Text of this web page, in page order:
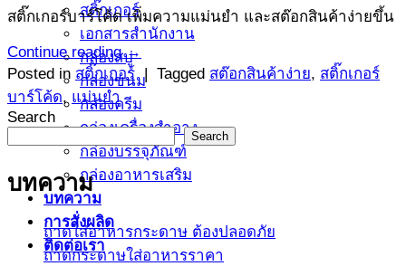
สติ๊กเกอร์
เอกสารสำนักงาน
กล่องสบู่
กล่องขนม
กล่องครีม
กล่องเครื่องสำอาง
กล่องบรรจุภัณฑ์
กล่องอาหารเสริม
บทความ
การสั่งผลิด
ติดต่อเรา
สติ๊กเกอร์บาร์โค้ด เพิ่มความแม่นยำ และสต๊อกสินค้าง่ายขึ้น
Continue reading→
Posted in สติ๊กเกอร์ | Tagged สต๊อกสินค้าง่าย, สติ๊กเกอร์
บาร์โค้ด, แม่นยำ
Search
Search
บทความ
ถาดใส่อาหารกระดาษ ต้องปลอดภัย
ถาดกระดาษใส่อาหารราคา